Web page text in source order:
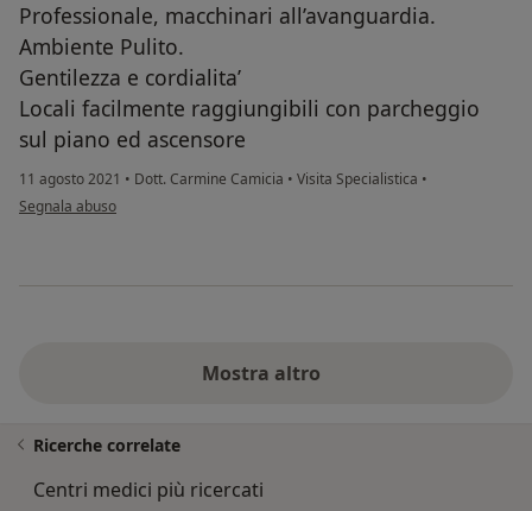
Professionale, macchinari all’avanguardia.
Ambiente Pulito.
Gentilezza e cordialita’
Locali facilmente raggiungibili con parcheggio
sul piano ed ascensore
11 agosto 2021 • Dott. Carmine Camicia • Visita Specialistica •
secondo l'opinione dell'utente G.M.
Segnala abuso
Mostra altro
Ricerche correlate
Centri medici più ricercati